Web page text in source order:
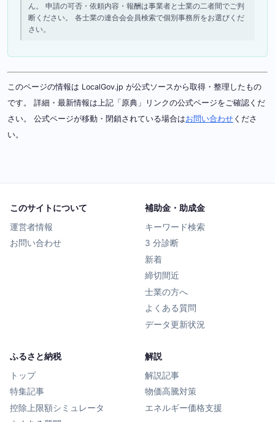
ん。 申請の可否・依頼内容・報酬は事業者と士業の二者間でご判
断ください。 各士業の連合会会員検索で個別事務所をお選びくだ
さい。
このページの情報は LocalGov.jp が公式ソースから取得・整理したもの
です。 詳細・最新情報は上記「原典」リンクの公式ページをご確認くだ
さい。 公式ページが移動・閉鎖されている場合はお問い合わせ くださ
い。
このサイトについて
運営者情報
お問い合わせ
補助金・助成金
キーワード検索
3 分診断
新着
締切間近
士業の方へ
よくある質問
データ更新状況
ふるさと納税
トップ
特集記事
控除上限額シミュレータ
解説
解説記事
物価高騰対策
エネルギー価格支援